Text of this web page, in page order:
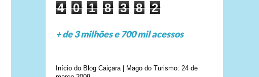
4 0 1 8 3 8 2
+ de 3 milhões e 700 mil acessos
Início do Blog Caiçara | Mago do Turismo: 24 de